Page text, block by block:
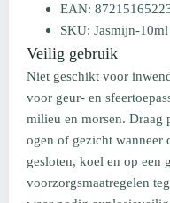
EAN:
SKU: Jasmijn-10ml
Veilig gebruik
Niet geschikt voor
voor geur- en
milieu en morsen. Draag
ogen of gezicht wanneer
gesloten, koel en op een
voorzorgsmaatregelen